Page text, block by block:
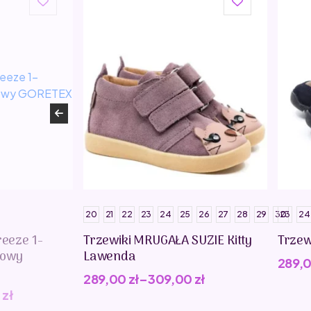
1-
zł
20 21 22 23 24 25 26 27 28 29 30
Trzewiki MRUGAŁA SUZIE Kitty
Lawenda
289,00 zł–309,00 zł
23 24